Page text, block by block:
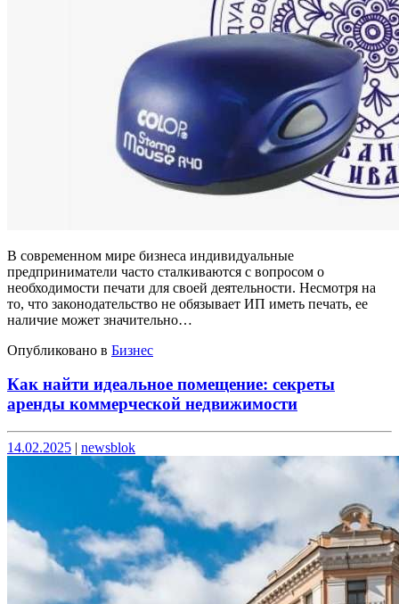
В современном мире бизнеса индивидуальные
предприниматели часто сталкиваются с вопросом о
необходимости печати для своей деятельности. Несмотря на
то, что законодательство не обязывает ИП иметь печать, ее
наличие может значительно…
Опубликовано в Бизнес
Как найти идеальное помещение: секреты
аренды коммерческой недвижимости
Опубликовано
14.02.2025 | Опубликовано
newsblok